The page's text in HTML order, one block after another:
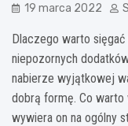
19 marca 2022
Dlaczego warto
niepozornych
nabierze wyjątkowej
dobrą formę. Co warto
wywiera on na ogólny